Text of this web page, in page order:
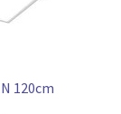
120cm